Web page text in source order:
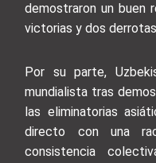
demostraron un buen
victorias y dos
Por su parte,
mundialista tras
las eliminatorias
directo con una
consistencia